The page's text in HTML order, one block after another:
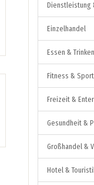
Dienstleistung
Einzelhandel
Essen & Trinken
Fitness & Sport
Freizeit &
Gesundheit &
Großhandel &
Hotel &